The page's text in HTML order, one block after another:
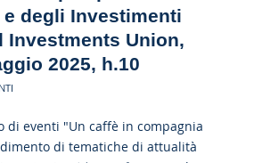
degli Investimenti
Investments Union,
2025, h.10
di eventi "Un caffè in compagnia
di tematiche di attualità